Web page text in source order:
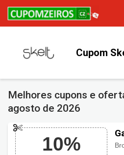
Cupons ou Cashback
Você gostaria de ser avisado sempre
Cupom
Melhores cupons e
agosto de 2026
10%